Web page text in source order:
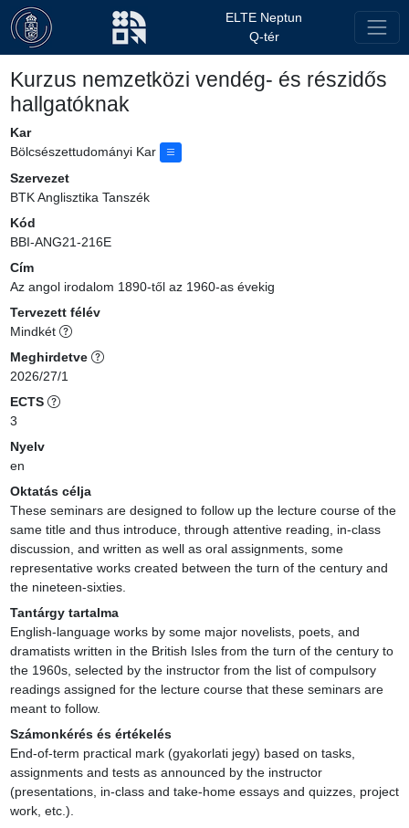
ELTE Neptun
Q-tér
Kurzus nemzetközi vendég- és részidős
hallgatóknak
Kar
Bölcsészettudományi Kar
Szervezet
BTK Anglisztika Tanszék
Kód
BBI-ANG21-216E
Cím
Az angol irodalom 1890-től az 1960-as évekig
Tervezett félév
Mindkét
Meghirdetve
2026/27/1
ECTS
3
Nyelv
en
Oktatás célja
These seminars are designed to follow up the lecture course of the
same title and thus introduce, through attentive reading, in-class
discussion, and written as well as oral assignments, some
representative works created between the turn of the century and
the nineteen-sixties.
Tantárgy tartalma
English-language works by some major novelists, poets, and
dramatists written in the British Isles from the turn of the century to
the 1960s, selected by the instructor from the list of compulsory
readings assigned for the lecture course that these seminars are
meant to follow.
Számonkérés és értékelés
End-of-term practical mark (gyakorlati jegy) based on tasks,
assignments and tests as announced by the instructor
(presentations, in-class and take-home essays and quizzes, project
work, etc.).